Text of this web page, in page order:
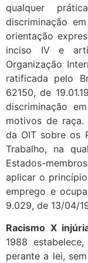
qualquer
discriminação
orientação
inciso IV e
Organização
ratificada pelo
62150, de
discriminação
motivos de raça.
da OIT sobre os
Trabalho, na
Estados-
aplicar o
emprego e
9.029, de 13/04/
Racismo X
1988
perante a lei,